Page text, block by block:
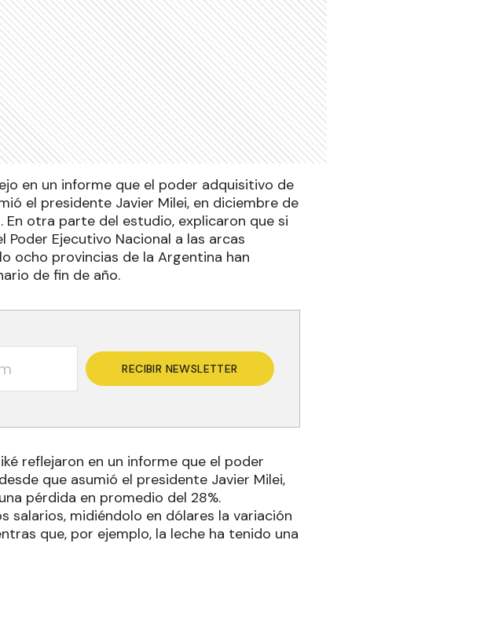
en un informe que el poder adquisitivo de
el presidente Javier Milei, en diciembre de
otra parte del estudio, explicaron que si
Ejecutivo Nacional a las arcas
ocho provincias de la Argentina han
de fin de año.
RECIBIR NEWSLETTER
reflejaron en un informe que el poder
que asumió el presidente Javier Milei,
pérdida en promedio del 28%.
salarios, midiéndolo en dólares la variación
que, por ejemplo, la leche ha tenido una